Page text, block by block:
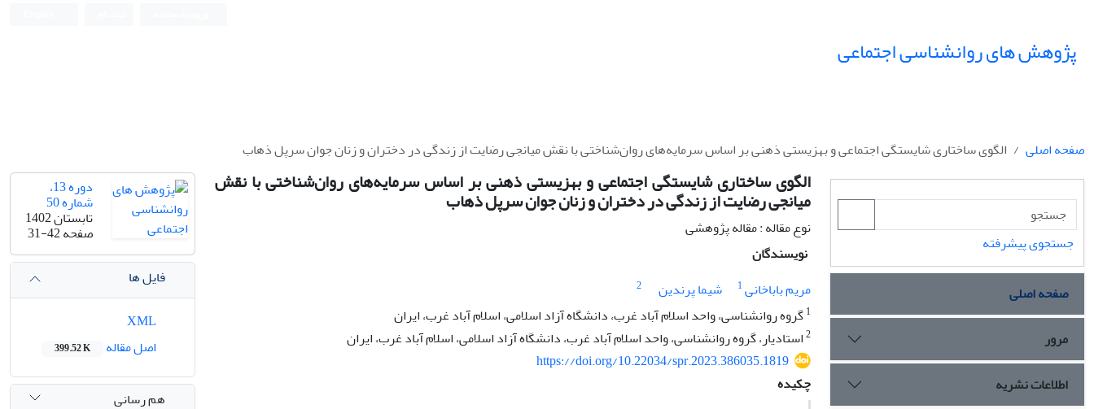
پژوهش های روانشناسی اجتماعی
صفحه اصلی الگوی ساختاری شایستگی اجتماعی و بهزیستی ذهنی بر اساس سرمایه‌های روان‌شناختی با نقش میانجی رضایت از زندگی در دختران و زنان جوان سرپل ذهاب
الگوی ساختاری شایستگی اجتماعی و بهزیستی ذهنی بر اساس سرمایه‌های روان‌شناختی با نقش
میانجی رضایت از زندگی در دختران و زنان جوان سرپل ذهاب
نوع مقاله : مقاله پژوهشی
نویسندگان
مریم باباخانی1 شیما پرندین
2
1گروه روانشناسی، واحد اسلام آباد غرب، دانشگاه آزاد اسلامی، اسلام آباد غرب، ایران
2استادیار، گروه روانشناسی، واحد اسلام آباد غرب، دانشگاه آزاد اسلامی، اسلام آباد غرب، ایران
https://doi.org/10.22034/spr.2023.386035.1819
چکیده
دوره 13،
شماره 50
تابستان 1402
صفحه31-42
فایل ها
اصل مقاله
399.52 K
هم رسانی
جستجوی پیشرفته
صفحه اصلی
مرور
اطلاعات نشریه